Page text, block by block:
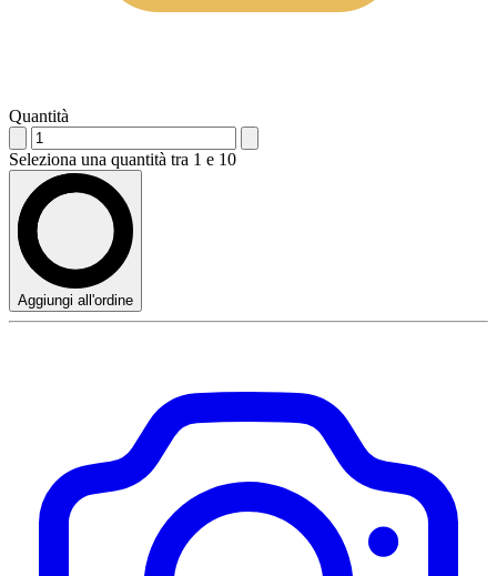
Quantità
Seleziona una quantità tra 1 e 10
Aggiungi all'ordine